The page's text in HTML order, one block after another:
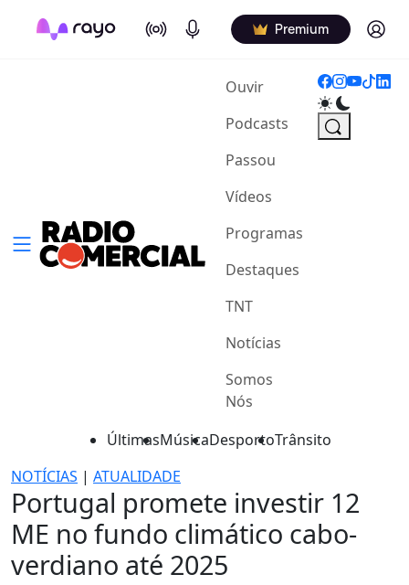
On Air Podcasts Premium Log in
Ouvir(current)
Podcasts
Passou
Vídeos
Programas
Destaques
TNT
Notícias
Somos
Nós
ÚltimasMúsicaDesportoTrânsito
NOTÍCIAS | ATUALIDADE
Portugal promete investir 12
ME no fundo climático cabo-
verdiano até 2025